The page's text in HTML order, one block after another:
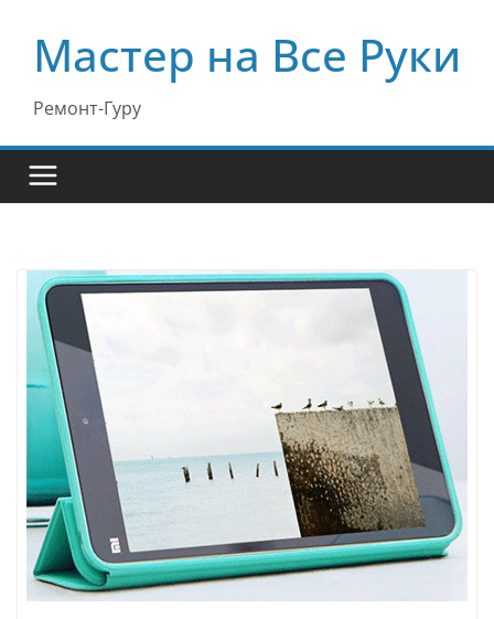
содержимому
Мастер на Все Руки
Ремонт-Гуру